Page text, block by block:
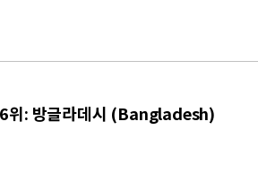
위: 방글라데시 (Bangladesh)